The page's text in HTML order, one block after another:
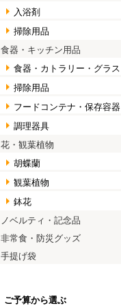
入浴剤
掃除用品
食器・キッチン用品
食器・カトラリー・グラス
掃除用品
フードコンテナ・保存容器
調理器具
花・観葉植物
胡蝶蘭
観葉植物
鉢花
ノベルティ・記念品
非常食・防災グッズ
手提げ袋
ご予算から選ぶ